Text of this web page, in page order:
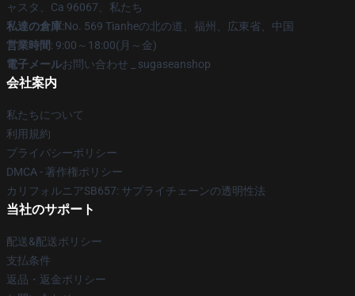
ャスタ、Ca 96067、私たち
私達の倉庫:No. 569 Tianheの北の道、福州、広東省、中国
営業時間: 9:00～18:00(月～金)
電子メールお問い合わせ _ sugaseanshop
会社案内
私たちについて
利用規約
プライバシーポリシー
DMCA - 著作権ポリシー
カリフォルニアSB657: サプライチェーンの透明性法
当社のサポート
配送&配送ポリシー
支払条件
返品・返金ポリシー